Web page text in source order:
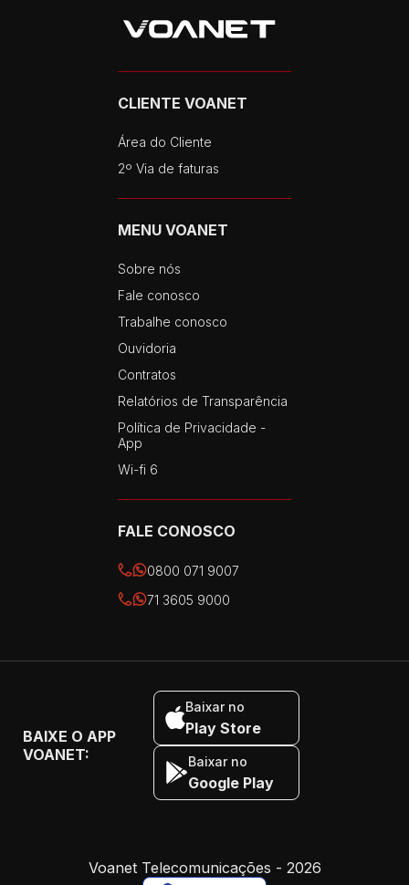
CLIENTE VOANET
Área do Cliente
2º Via de faturas
MENU VOANET
Sobre nós
Fale conosco
Trabalhe conosco
Ouvidoria
Contratos
Relatórios de Transparência
Política de Privacidade -
App
Wi-fi 6
FALE CONOSCO
0800 071 9007
71 3605 9000
BAIXE O APP
VOANET:
Baixar no
Play Store
Baixar no
Google Play
Voanet Telecomunicações - 2026